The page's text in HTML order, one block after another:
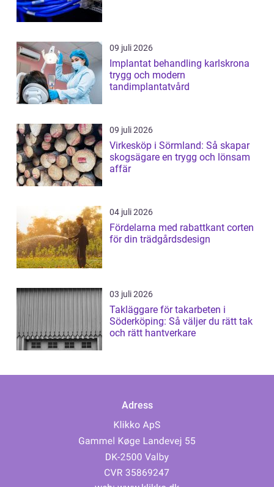
09 juli 2026
Implantat behandling karlskrona
trygg och modern
tandimplantatvård
09 juli 2026
Virkesköp i Sörmland: Så skapar
skogsägare en trygg och lönsam
affär
04 juli 2026
Fördelarna med rabattkant corten
för din trädgårdsdesign
03 juli 2026
Takläggare för takarbeten i
Söderköping: Så väljer du rätt tak
och rätt hantverkare
Adress